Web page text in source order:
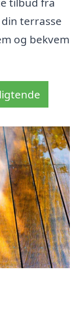
terrasse
og bekvem